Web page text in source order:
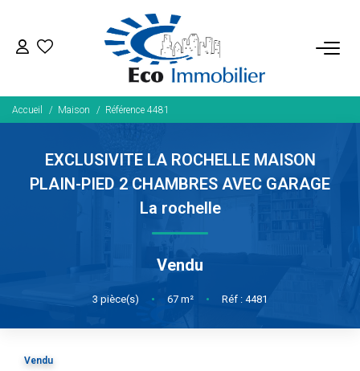
ACHETER
Tous Nos Biens
LOUER
NOS SERVICES
Accueil Maison Référence 4481
EXCLUSIVITE LA ROCHELLE MAISON
PLAIN-PIED 2 CHAMBRES AVEC GARAGE
La rochelle
Vendu
3 pièce(s) • 67 m² • Réf : 4481
Vendu